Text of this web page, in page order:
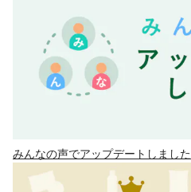
みんなの声でアップデートしました